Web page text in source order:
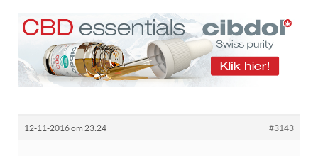
12-11-2016 om 23:24 #3143